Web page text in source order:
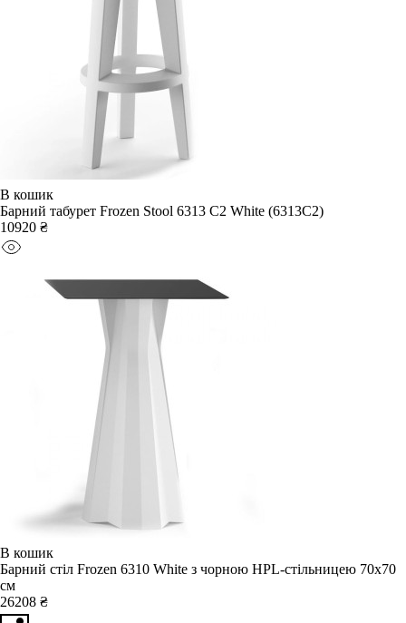
В кошик
Барний табурет Frozen Stool 6313 C2 White (6313C2)
10920 ₴
В кошик
Барний стіл Frozen 6310 White з чорною HPL-стільницею 70x70
см
26208 ₴